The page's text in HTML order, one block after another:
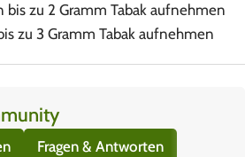
bis zu 2 Gramm Tabak aufnehmen
zu 3 Gramm Tabak aufnehmen
Fragen & Antworten